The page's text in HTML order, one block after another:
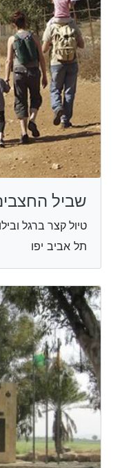
שביל
טיול קצר ברגל
תל אביב יפו